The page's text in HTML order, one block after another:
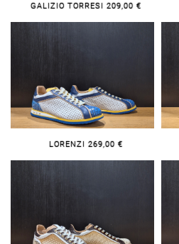
GALIZIO TORRESI 209,00 €
LORENZI 269,00 €